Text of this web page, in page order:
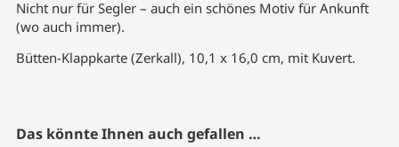
Nicht nur für Segler – auch ein schönes Motiv für Ankunft
(wo auch immer).
Bütten-Klappkarte (Zerkall), 10,1 x 16,0 cm, mit Kuvert.
Das könnte Ihnen auch gefallen …